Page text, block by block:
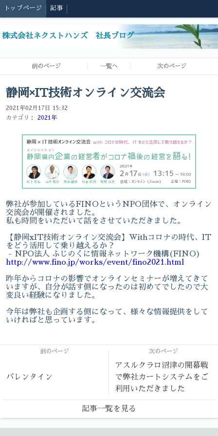
トップページ 記事
株式会社ネクストハンズ 社長ブログ
前のページ 一覧へ 次のページ
静岡×IT技術オンライン交流会
2021年02月17日 15:32
カテゴリ：
2021年
弊社が参加しているFINOというNPO団体で、オンライン
交流会が開催されました。
私も時間をいただいて話をさせていただきました。
【静岡xIT技術オンライン交流会】Withコロナの時代、IT
をどう活用して乗り越えるか？
- NPO法人 ふじのくに情報ネットワーク機構(FINO)
http://www.fino.jp/works/event/fino2021.html
昨年からコロナの影響でオンラインセミナーが増えてきて
いますが、自分が話す側になったのは初めてでしたので大
変良い経験になりました。
今年は弊社も企画する側になって、様々な情報提供をして
いければと思っています。
前のページ
バレンタイン
次のページ
アスルクラロ沼津の開幕戦
で弊社カートシステムをご
利用いただきました
記事一覧を見る